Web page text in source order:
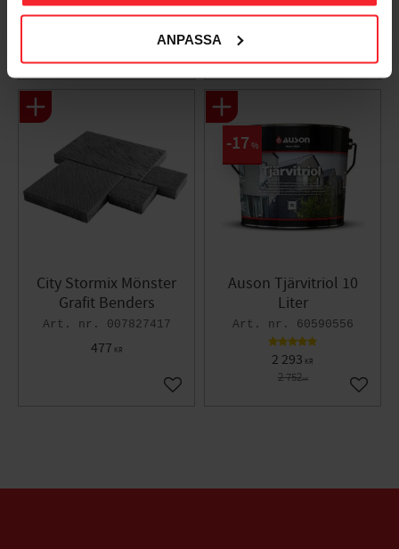
ANPASSA
15KR
Lägg till i favoriter
+4 Lägg
City Stormix Mönster
Grafit Benders
007827417
477 KR
Lägg till i favoriter
Auson Tjärvitriol 10
Liter
60590556
2 293 KR
2 752KR
17 %
Lägg